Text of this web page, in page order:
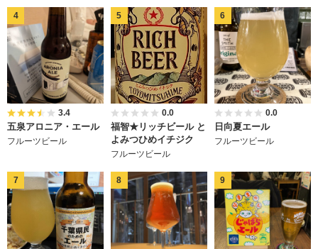
3.4
五泉アロニア・エール
フルーツビール
0.0
福智★リッチビール と
よみつひめイチジク
フルーツビール
0.0
日向夏エール
フルーツビール